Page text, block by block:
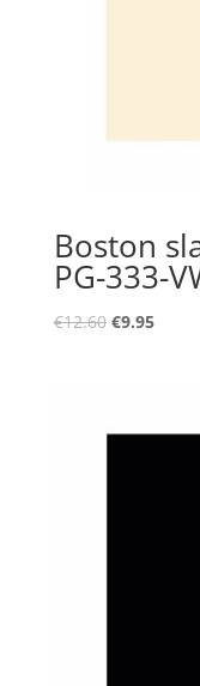
Boston
PG-333-
€12.60 €9.95